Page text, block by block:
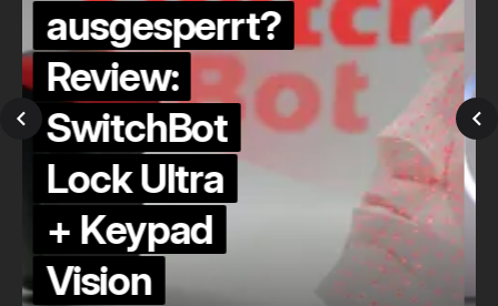
Die Alexa-
Alternative?
QuickCheck:
Home
Assistant
Voice (PE)